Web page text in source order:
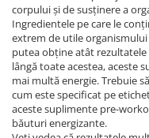
corpului și de susținere a
Ingredientele pe care le
extrem de utile
putea obține atât
lângă toate acestea, aceste
mai multă energie. Trebuie
cum este specificat pe
aceste suplimente pre-
băuturi energizante.